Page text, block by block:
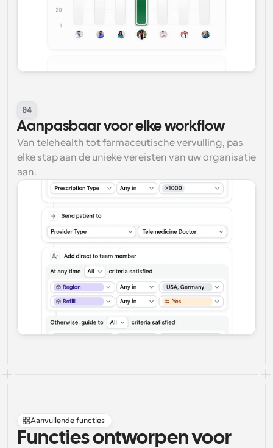
04
Aanpasbaar voor elke workflow
Van telehealth tot farmaceutische vervulling, pas
elke stap aan de unieke vereisten van uw organisatie
aan.
Aanvullende functies
Functies ontworpen voor